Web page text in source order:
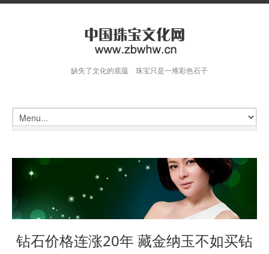
缺失了文化的底蕴 珠宝只是一堆彩色石子
钻石价格连涨20年 藏金纳玉不如买钻